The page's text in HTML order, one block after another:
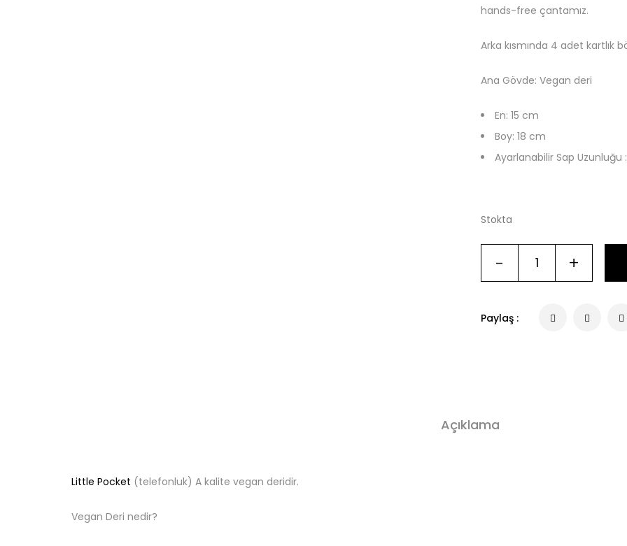
hands-free çantamız.
Arka kısmında 4 adet kartlık
Ana Gövde: Vegan deri
En: 15 cm
Boy: 18 cm
Ayarlanabilir Sap Uzunluğu
Stokta
- +
Paylaş :
Açıklama
Little Pocket (telefonluk) A kalite vegan deridir.
Vegan Deri nedir?